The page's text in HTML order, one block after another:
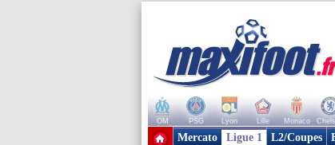
OM PSG Lyon Lille Monaco
+ de clubs
Mercato Ligue 1 L2/Coupes